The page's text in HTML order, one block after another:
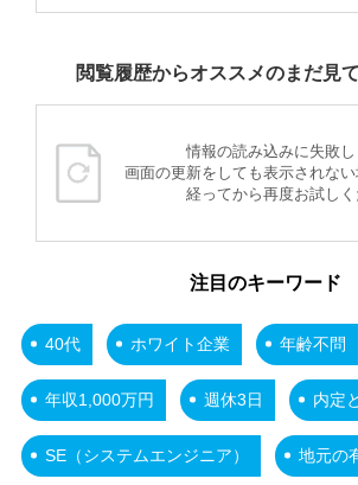
閲覧履歴からオススメのまだ見
情報の読み込みに失敗し
画面の更新をしても表示されない
経ってから再度お試しく
注目のキーワード
40代 ホワイト企業 年齢不問
年収1,000万円 週休3日 内定
SE（システムエンジニア） 地元の